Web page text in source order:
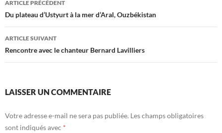
des
articles
ARTICLE PRÉCÉDENT
Du plateau d’Ustyurt à la mer d’Aral, Ouzbékistan
ARTICLE SUIVANT
Rencontre avec le chanteur Bernard Lavilliers
LAISSER UN COMMENTAIRE
Votre adresse e-mail ne sera pas publiée. Les champs obligatoires
sont indiqués avec *